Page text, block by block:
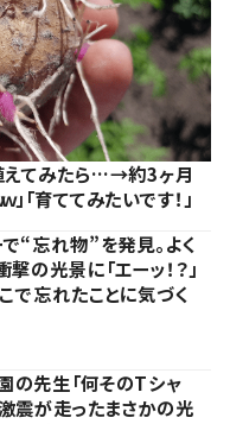
えてみたら…→約3ヶ月
「育ててみたいです！」
“忘れ物”を発見。よく
の光景に「エーッ！？」
こで忘れたことに気づく
の先生「何そのTシャ
震が走ったまさかの光